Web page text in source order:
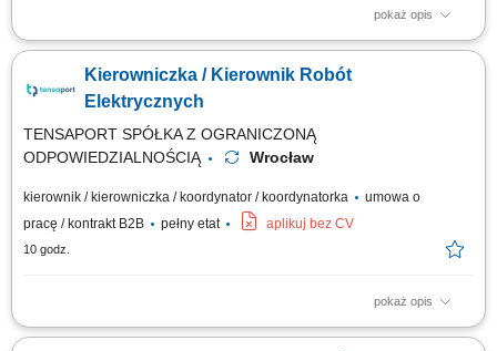
pokaż opis
Miejsce pracy stacjonarnej: Kraków lub Myślenice oraz budowy na terenie
kompleksowe prowadzenie projektów elektroenergetycznych związanych
z liniami kablowymi WN i magazynami energii; nadzór nad realizacją
Kierowniczka / Kierownik Robót
Elektrycznych
TENSAPORT SPÓŁKA Z OGRANICZONĄ
ODPOWIEDZIALNOŚCIĄ
Wrocław
kierownik / kierowniczka / koordynator / koordynatorka
umowa o
pracę / kontrakt B2B
pełny etat aplikuj bez CV
10 godz.
pokaż opis
Zadania: Operacyjne prowadzenie i odbiór robót elektroenergetycznych